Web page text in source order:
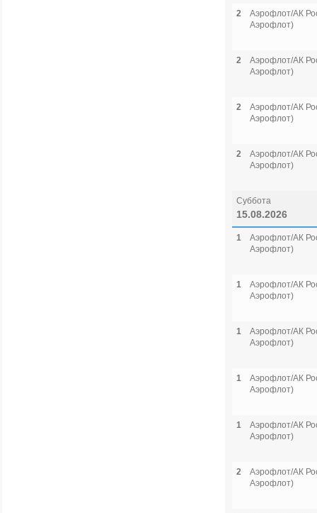
2
Аэрофлот/АК
Аэрофлот)
2
Аэрофлот/АК
Аэрофлот)
2
Аэрофлот/АК
Аэрофлот)
2
Аэрофлот/АК
Аэрофлот)
Суббота
15.08.2026
1
Аэрофлот/АК
Аэрофлот)
1
Аэрофлот/АК
Аэрофлот)
1
Аэрофлот/АК
Аэрофлот)
1
Аэрофлот/АК
Аэрофлот)
1
Аэрофлот/АК
Аэрофлот)
2
Аэрофлот/АК
Аэрофлот)